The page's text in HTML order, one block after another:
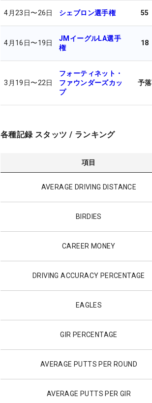
4月23日〜26日 シェブロン選手権 55
4月16日〜19日
JMイーグルLA選手
権
18
3月19日〜22日
フォーティネット・
ファウンダーズカッ
プ
予落
各種記録 スタッツ / ランキング
項目
AVERAGE DRIVING DISTANCE
BIRDIES
CAREER MONEY
DRIVING ACCURACY PERCENTAGE
EAGLES
GIR PERCENTAGE
AVERAGE PUTTS PER ROUND
AVERAGE PUTTS PER GIR